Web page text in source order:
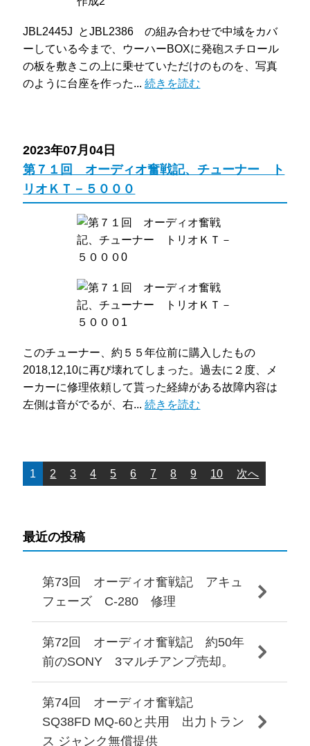
JBL2445J とJBL2386 の組み合わせで中域をカバ
ーしている今まで、ウーハーBOXに発砲スチロール
の板を敷きこの上に乗せていただけのものを、写真
のように台座を作った...続きを読む
2023年07月04日
第７１回 オーディオ奮戦記、チューナー ト
リオＫＴ－５０００
このチューナー、約５５年位前に購入したもの
2018,12,10に再び壊れてしまった。過去に２度、メ
ーカーに修理依頼して貰った経緯がある故障内容は
左側は音がでるが、右...続きを読む
1 2 3 4 5 6 7 8 9 10 次へ
最近の投稿
第73回 オーディオ奮戦記 アキュ
フェーズ C-280 修理
第72回 オーディオ奮戦記 約50年
前のSONY 3マルチアンプ売却。
第74回 オーディオ奮戦記
SQ38FD MQ-60と共用 出力トラン
ス ジャンク無償提供